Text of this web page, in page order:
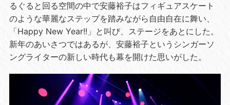
るぐると回る空間の中で安藤裕子はフィギュアスケート
のような華麗なステップを踏みながら自由自在に舞い、
「Happy New Year!! 」と叫び、ステージをあとにした。
新年のあいさつではあるが、安藤裕子というシンガーソ
ングライターの新しい時代も幕を開けた思いがした。